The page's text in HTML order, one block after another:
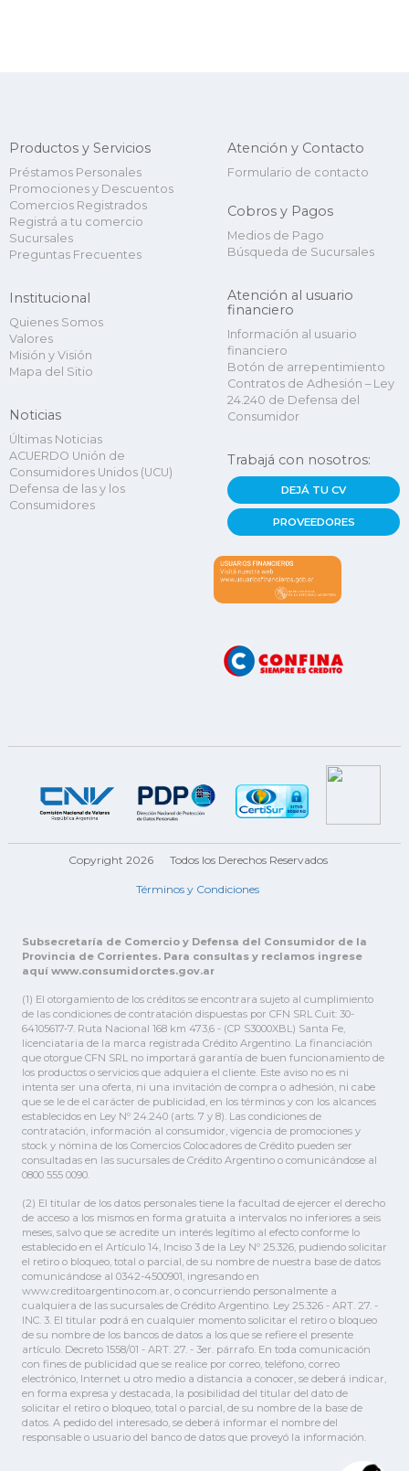
Productos y Servicios
Préstamos Personales
Promociones y Descuentos
Comercios Registrados
Registrá a tu comercio
Sucursales
Preguntas Frecuentes
Institucional
Quienes Somos
Valores
Misión y Visión
Mapa del Sitio
Noticias
Últimas Noticias
ACUERDO Unión de
Consumidores Unidos (UCU)
Defensa de las y los
Consumidores
Atención y Contacto
Formulario de contacto
Cobros y Pagos
Medios de Pago
Búsqueda de Sucursales
Atención al usuario
financiero
Información al usuario
financiero
Botón de arrepentimiento
Contratos de Adhesión – Ley
24.240 de Defensa del
Consumidor
Trabajá con nosotros:
DEJÁ TU CV
PROVEEDORES
Copyright 2026 Todos los Derechos Reservados
Términos y Condiciones
Subsecretaría de Comercio y Defensa del Consumidor de la
Provincia de Corrientes. Para consultas y reclamos ingrese
aquí www.consumidorctes.gov.ar
(1) El otorgamiento de los créditos se encontrara sujeto al cumplimiento
de las condiciones de contratación dispuestas por CFN SRL Cuit: 30-
64105617-7. Ruta Nacional 168 km 473,6 - (CP S3000XBL) Santa Fe,
licenciataria de la marca registrada Crédito Argentino. La financiación
que otorgue CFN SRL no importará garantía de buen funcionamiento de
los productos o servicios que adquiera el cliente. Este aviso no es ni
intenta ser una oferta, ni una invitación de compra o adhesión, ni cabe
que se le de el carácter de publicidad, en los términos y con los alcances
establecidos en Ley Nº 24.240 (arts. 7 y 8). Las condiciones de
contratación, información al consumidor, vigencia de promociones y
stock y nómina de los Comercios Colocadores de Crédito pueden ser
consultadas en las sucursales de Crédito Argentino o comunicándose al
0800 555 0090.
(2) El titular de los datos personales tiene la facultad de ejercer el derecho
de acceso a los mismos en forma gratuita a intervalos no inferiores a seis
meses, salvo que se acredite un interés legítimo al efecto conforme lo
establecido en el Artículo 14, Inciso 3 de la Ley Nº 25.326, pudiendo solicitar
el retiro o bloqueo, total o parcial, de su nombre de nuestra base de datos
comunicándose al 0342-4500901, ingresando en
www.creditoargentino.com.ar, o concurriendo personalmente a
cualquiera de las sucursales de Crédito Argentino. Ley 25.326 - ART. 27. -
INC. 3. El titular podrá en cualquier momento solicitar el retiro o bloqueo
de su nombre de los bancos de datos a los que se refiere el presente
artículo. Decreto 1558/01 - ART. 27. - 3er. párrafo. En toda comunicación
con fines de publicidad que se realice por correo, teléfono, correo
electrónico, Internet u otro medio a distancia a conocer, se deberá indicar,
en forma expresa y destacada, la posibilidad del titular del dato de
solicitar el retiro o bloqueo, total o parcial, de su nombre de la base de
datos. A pedido del interesado, se deberá informar el nombre del
responsable o usuario del banco de datos que proveyó la información.